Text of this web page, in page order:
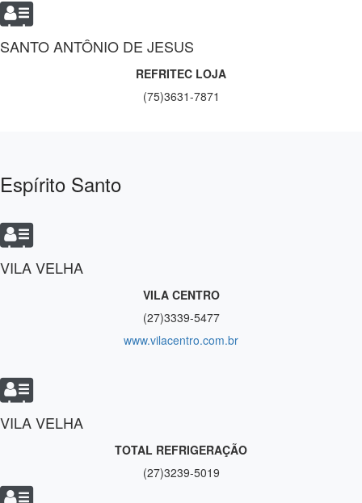
SANTO ANTÔNIO DE JESUS
REFRITEC LOJA
(75)3631-7871
Espírito Santo
VILA VELHA
VILA CENTRO
(27)3339-5477
www.vilacentro.com.br
VILA VELHA
TOTAL REFRIGERAÇÃO
(27)3239-5019